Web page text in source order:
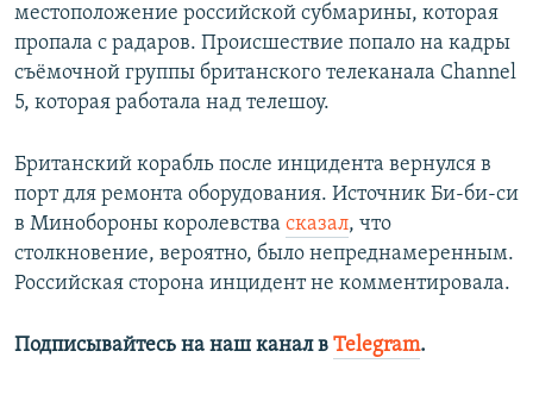
местоположение российской субмарины, которая
пропала с радаров. Происшествие попало на кадры
съёмочной группы британского телеканала Channel
5, которая работала над телешоу.
Британский корабль после инцидента вернулся в
порт для ремонта оборудования. Источник Би-би-си
в Минобороны королевства сказал, что
столкновение, вероятно, было непреднамеренным.
Российская сторона инцидент не комментировала.
Подписывайтесь на наш канал в Telegram.